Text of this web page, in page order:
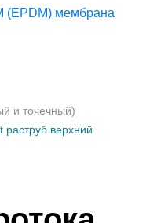
(EPDM) мембрана
и точечный)
раструб верхний